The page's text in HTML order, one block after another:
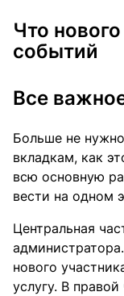
Что
событий
Все
Больше не
вкладкам, как
всю основную
вести на одном
Центральная
нового
услугу. В